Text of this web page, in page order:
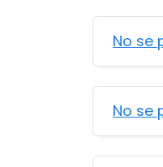
No se
No se